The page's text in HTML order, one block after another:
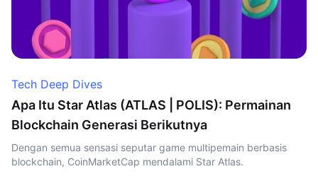
Tech Deep Dives
Apa Itu Star Atlas (ATLAS | POLIS): Permainan
Blockchain Generasi Berikutnya
Dengan semua sensasi seputar game multipemain berbasis
blockchain, CoinMarketCap mendalami Star Atlas.